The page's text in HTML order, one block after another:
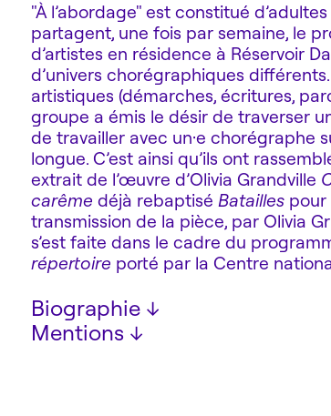
"À l’abordage" est constitué
partagent, une fois par semaine, le
d’artistes en résidence à Réservoir
d’univers chorégraphiques différents.
artistiques (démarches, écritures,
groupe a émis le désir de traverser
de travailler avec un·e chorégraphe
longue. C’est ainsi qu’ils ont
extrait de l’œuvre d’Olivia Grandville
carême déjà rebaptisé Batailles pour
transmission de la pièce, par Olivia
s’est faite dans le cadre du
répertoire porté par la Centre
Biographie ↓
Magnifique parcours que celui
Mentions ↓